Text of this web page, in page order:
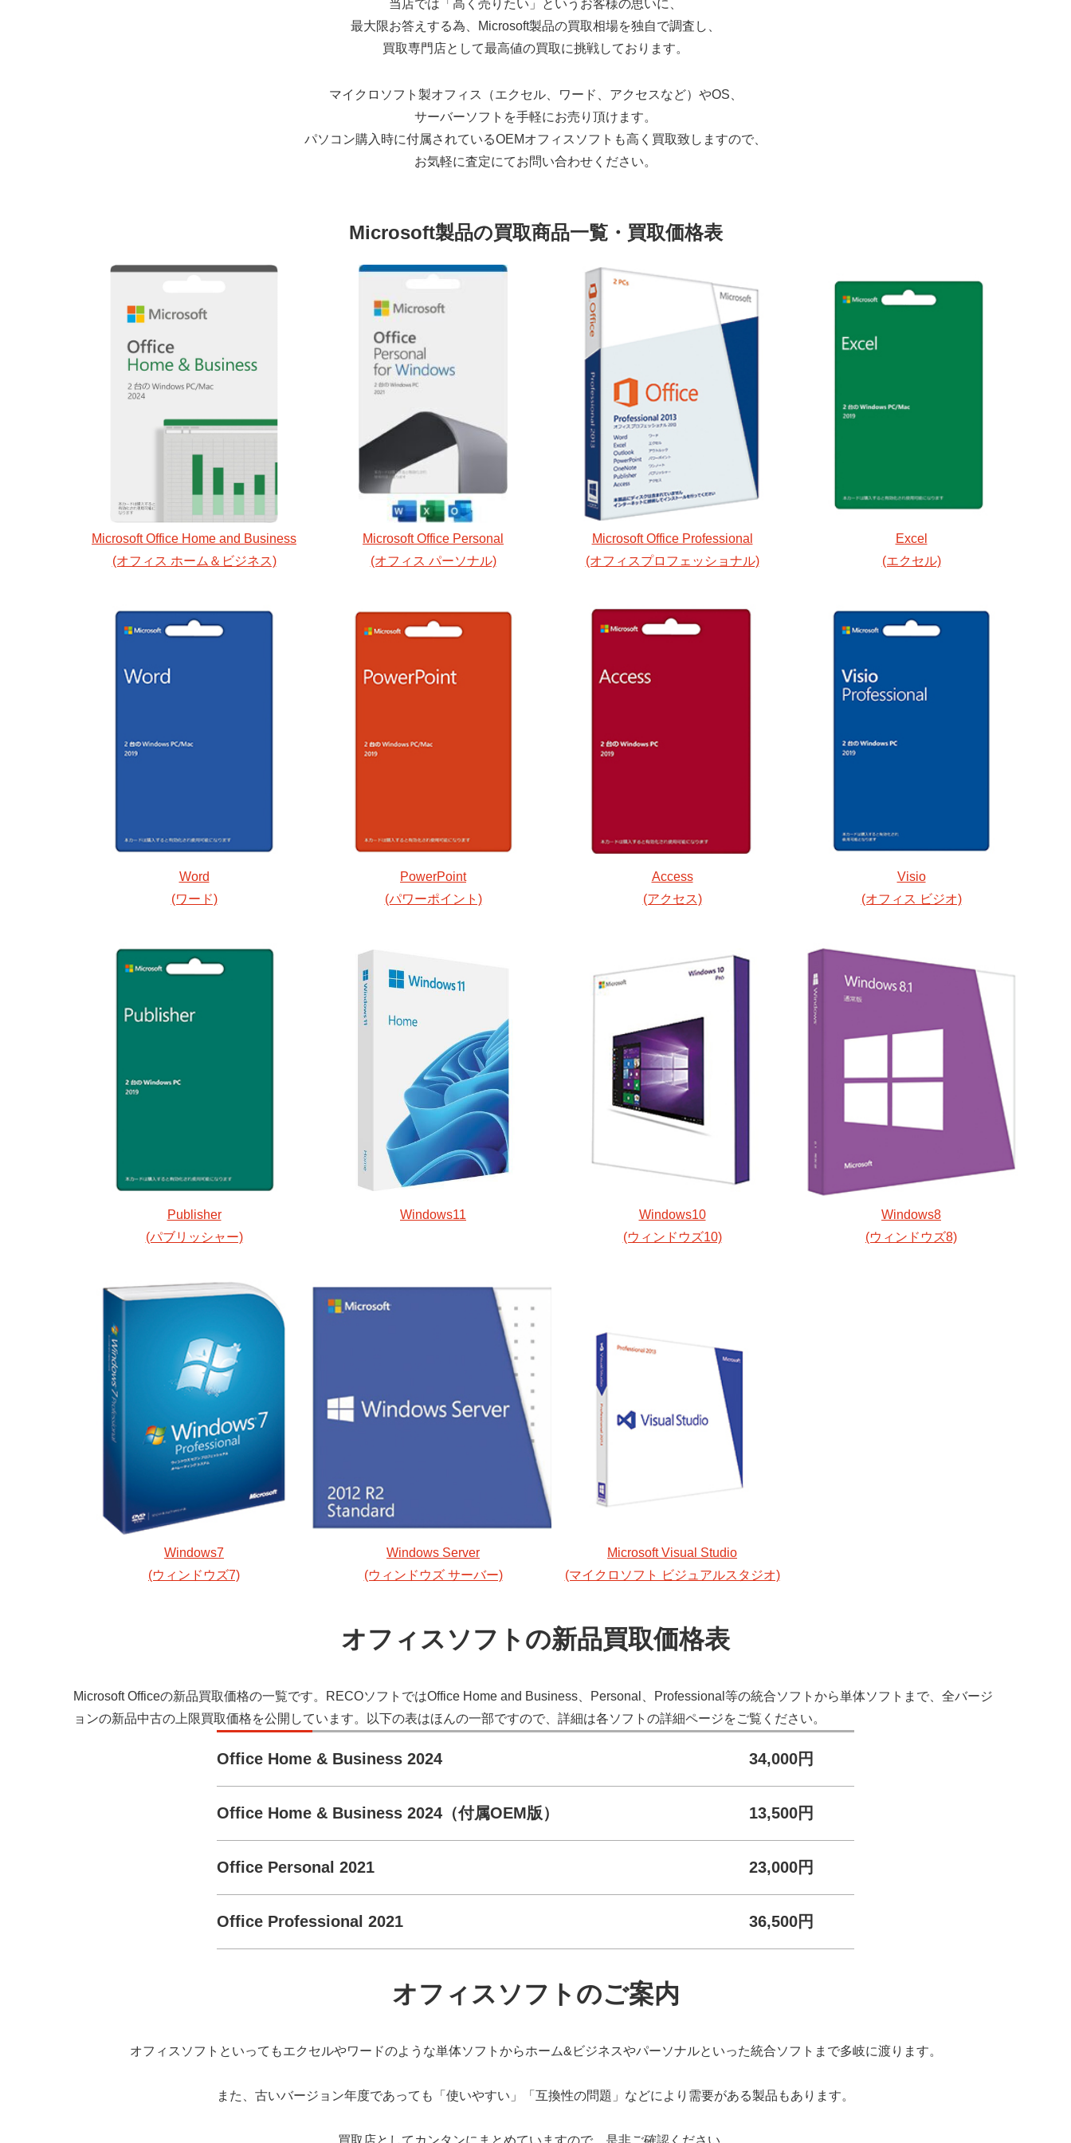
当店では「高く売りたい」というお客様の思いに、
最大限お答えする為、Microsoft製品の買取相場を独自で調査し、
買取専門店として最高値の買取に挑戦しております。
マイクロソフト製オフィス（エクセル、ワード、アクセスなど）やOS、
サーバーソフトを手軽にお売り頂けます。
パソコン購入時に付属されているOEMオフィスソフトも高く買取致しますので、
お気軽に査定にてお問い合わせください。
Microsoft製品の買取商品一覧・買取価格表
Microsoft Office Home and Business
(オフィス ホーム＆ビジネス)
Microsoft Office Personal
(オフィス パーソナル)
Microsoft Office Professional
(オフィスプロフェッショナル)
Excel
(エクセル)
Word
(ワード)
PowerPoint
(パワーポイント)
Access
(アクセス)
Visio
(オフィス ビジオ)
Publisher
(パブリッシャー)
Windows11
Windows10
(ウィンドウズ10)
Windows8
(ウィンドウズ8)
Windows7
(ウィンドウズ7)
Windows Server
(ウィンドウズ サーバー)
Microsoft Visual Studio
(マイクロソフト ビジュアルスタジオ)
オフィスソフトの新品買取価格表
Microsoft Officeの新品買取価格の一覧です。RECOソフトではOffice Home and Business Personal Professional 等の統合ソフトから単体ソフトまで、全バージ
ョンの新品中古の上限買取価格を公開しています。以下の表はほんの一部ですので、詳細は各ソフトの詳細ページをご覧ください。
Office Home & Business 2024 34,000円
Office Home & Business 2024（付属OEM版） 13,500円
Office Personal 2021 23,000円
Office Professional 2021 36,500円
オフィスソフトのご案内
オフィスソフトといってもエクセルやワードのような単体ソフトからホーム&ビジネスやパーソナルといった統合ソフトまで多岐に渡ります。
また、古いバージョン年度であっても「使いやすい」「互換性の問題」などにより需要がある製品もあります。
買取店としてカンタンにまとめていますので、是非ご確認ください。